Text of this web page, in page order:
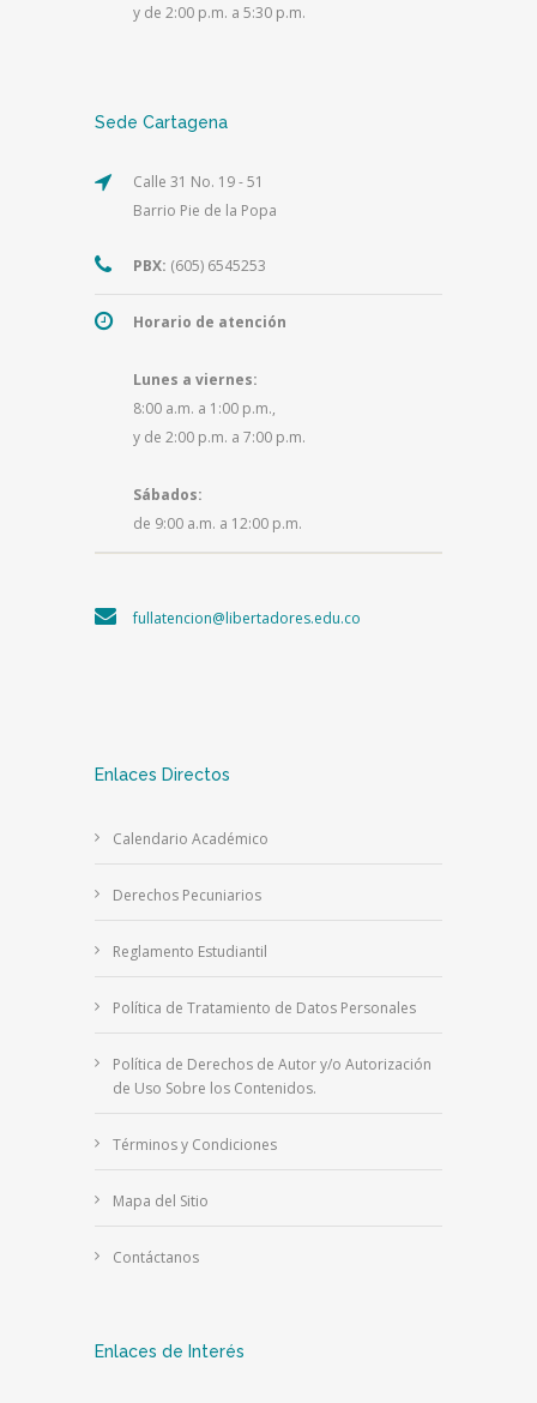
y de 2:00 p.m. a 5:30 p.m.
Sede Cartagena
Calle 31 No. 19 - 51
Barrio Pie de la Popa
PBX: (605) 6545253
Horario de atención
Lunes a viernes:
8:00 a.m. a 1:00 p.m.,
y de 2:00 p.m. a 7:00 p.m.
Sábados:
de 9:00 a.m. a 12:00 p.m.
fullatencion@libertadores.edu.co
Enlaces Directos
Calendario Académico
Derechos Pecuniarios
Reglamento Estudiantil
Política de Tratamiento de Datos Personales
Política de Derechos de Autor y/o Autorización
de Uso Sobre los Contenidos.
Términos y Condiciones
Mapa del Sitio
Contáctanos
Enlaces de Interés